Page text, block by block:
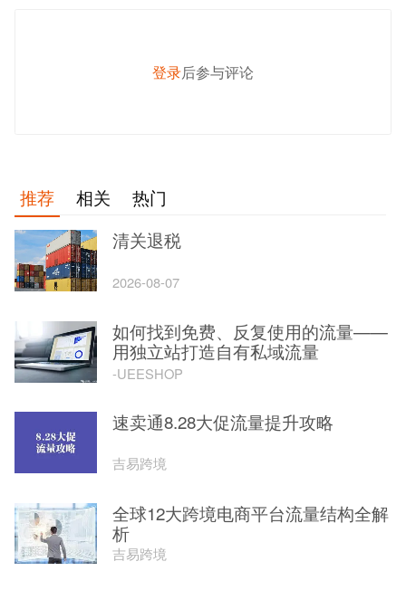
登录后参与评论
推荐 相关
热门
清关退税
2026-08-07
如何找到免费、反复使用的流量——
用独立站打造自有私域流量
-UEESHOP
速卖通8.28大促流量提升攻略
吉易跨境
全球12大跨境电商平台流量结构全解
析
吉易跨境